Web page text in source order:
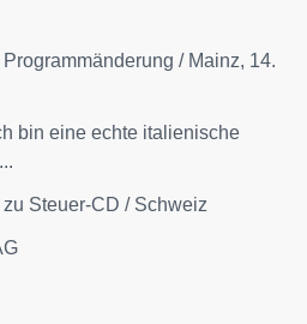
/ Mainz, 14.
bin eine echte italienische
Steuer-CD / Schweiz